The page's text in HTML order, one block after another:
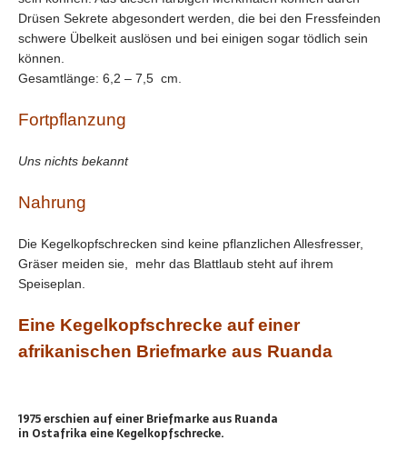
Drüsen Sekrete abgesondert werden, die bei den Fressfeinden
schwere Übelkeit auslösen und bei einigen sogar tödlich sein
können.
Gesamtlänge: 6,2 – 7,5 cm.
Fortpflanzung
Uns nichts bekannt
Nahrung
Die Kegelkopfschrecken sind keine pflanzlichen Allesfresser,
Gräser meiden sie, mehr das Blattlaub steht auf ihrem
Speiseplan.
Eine Kegelkopfschrecke auf einer
afrikanischen Briefmarke aus Ruanda
1975 erschien auf einer Briefmarke aus Ruanda
in Ostafrika eine Kegelkopfschrecke.